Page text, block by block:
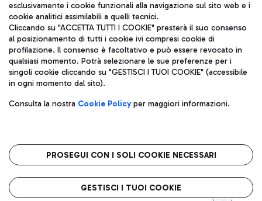
Aeroporti di Roma S.p.A. - Società soggetta a direzione e
coordinamento di Mundys S.p.A.
Codice fiscale e Registro delle Imprese di Roma 13032990155 P.
IVA 06572251004
Capitale sociale 62.224.743,00 int. vers.
Sede legale: Via Pier Paolo Racchetti 1 - 00054 Fiumicino (RM)
telefono +39 06 65951
Privacy policy
Note legali
Roma FCO
L'aeroporto stellato
esclusivamente i cookie funzionali alla navigazione sul sito web e i
cookie analitici assimilabili a quelli tecnici.
Cliccando su "ACCETTA TUTTI I COOKIE" presterà il suo consenso
al posizionamento di tutti i cookie ivi compresi cookie di
profilazione. Il consenso è facoltativo e può essere revocato in
qualsiasi momento. Potrà selezionare le sue preferenze per i
singoli cookie cliccando su "GESTISCI I TUOI COOKIE" (accessibile
in ogni momento dal sito).
Consulta la nostra Cookie Policyper maggiori informazioni.
PROSEGUI CON I SOLI COOKIE NECESSARI
GESTISCI I TUOI COOKIE